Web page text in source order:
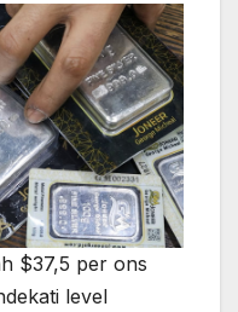
$37,5 per ons
level